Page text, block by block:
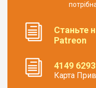
Станьте
Patreon
4149
Карта